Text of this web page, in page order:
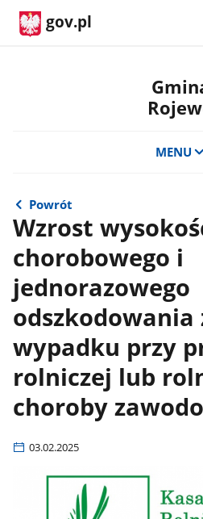
gov.pl
MENU
Powrót
Wzrost
chorobowego i
jednorazowego
odszkodowania
wypadku przy
rolniczej lub
choroby
03.02.2025